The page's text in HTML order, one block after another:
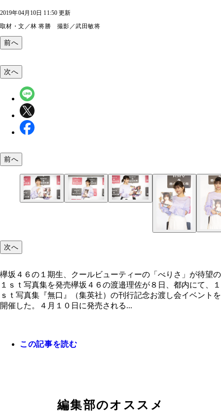
2019年04月10日 11:50 更新
取材・文／林 将勝 撮影／武田敏将
前へ
次へ
前へ
次へ
欅坂４６の１期生、クールビューティーの「べりさ」が待望の
１ｓｔ写真集を発売欅坂４６の渡邉理佐が８日、都内にて、１
ｓｔ写真集『無口』（集英社）の刊行記念お渡し会イベントを
開催した。４月１０日に発売される...
この記事を読む
編集部のオススメ